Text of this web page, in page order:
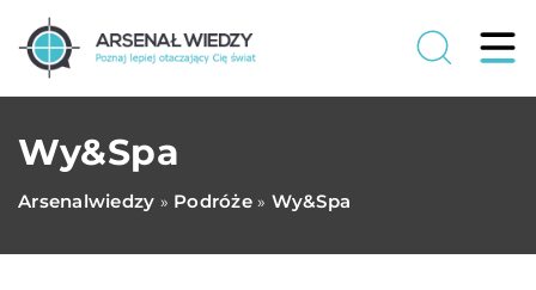
Wy&Spa
Arsenalwiedzy » Podróże» Wy&Spa